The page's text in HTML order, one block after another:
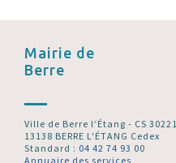
Mairie de
Berre
Ville de Berre l’Étang - CS 30221
13138 BERRE L'ÉTANG Cedex
Standard : 04 42 74 93 00
Annuaire des services